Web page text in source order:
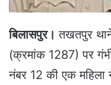
बिलासपुर। तखतपुर
(क्रमांक 1287) पर
नंबर 12 की एक महिला